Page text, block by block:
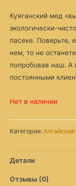
Куяганский мед
экологически-
пасеке. Поверьте,
нем, то не
попробовав наш. А
постоянными
Нет в наличии
Категория:
Детали
Отзывы (0)